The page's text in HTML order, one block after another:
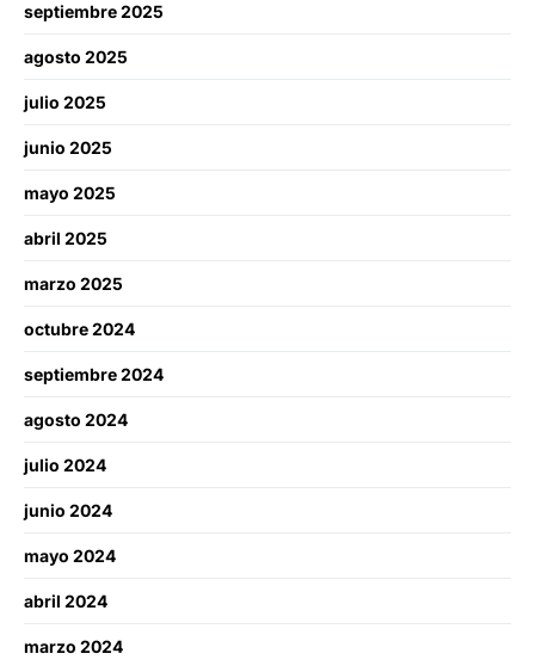
septiembre 2025
agosto 2025
julio 2025
junio 2025
mayo 2025
abril 2025
marzo 2025
octubre 2024
septiembre 2024
agosto 2024
julio 2024
junio 2024
mayo 2024
abril 2024
marzo 2024